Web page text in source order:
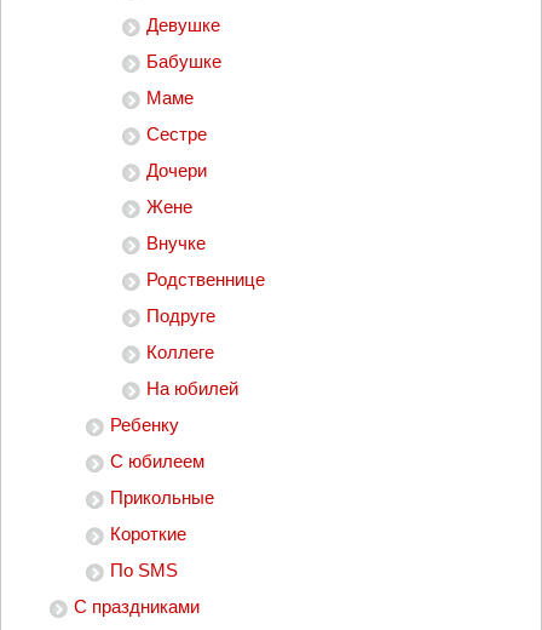
Девушке
Бабушке
Маме
Сестре
Дочери
Жене
Внучке
Родственнице
Подруге
Коллеге
На юбилей
Ребенку
С юбилеем
Прикольные
Короткие
По SMS
С праздниками